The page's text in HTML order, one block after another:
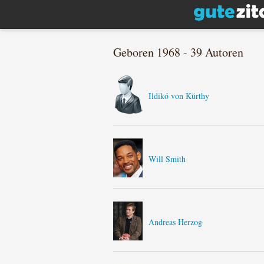
Geboren 1968 - 39 Autoren
Ildikó von Kürthy
Will Smith
Andreas Herzog